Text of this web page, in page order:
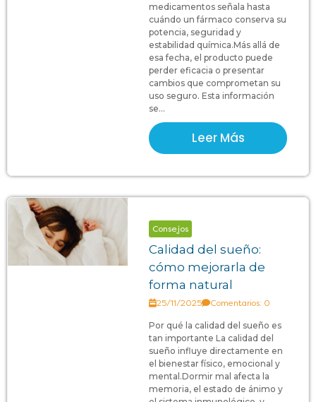
medicamentos señala hasta
cuándo un fármaco conserva su
potencia, seguridad y
estabilidad química.Más allá de
esa fecha, el producto puede
perder eficacia o presentar
cambios que comprometan su
uso seguro. Esta información
se...
Leer Más
Consejos
Calidad del sueño:
cómo mejorarla de
forma natural
25/11/2025 Comentarios: 0
Por qué la calidad del sueño es
tan importante La calidad del
sueño influye directamente en
el bienestar físico, emocional y
mental.Dormir mal afecta la
memoria, el estado de ánimo y